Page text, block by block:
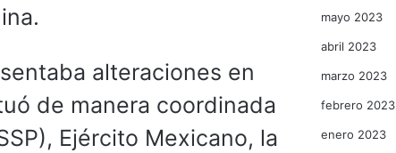
alteraciones en
de manera coordinada
Ejército Mexicano, la
mayo 2023
abril 2023
marzo 2023
febrero 2023
enero 2023